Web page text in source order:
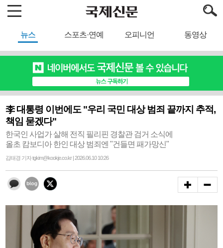
뉴스 스포츠·연예 오피니언 동영상
李 대통령 이번에도 "우리 국민 대상 범죄 끝까지 추적,
책임 묻겠다"
한국인 사업가 살해 전직 필리핀 경찰관 검거 소식에
올초 캄보디아 한인 대상 범죄엔 "건들면 패가망신"
김태경 기자 tgkim@kookje.co.kr | 2026.06.10 10:26